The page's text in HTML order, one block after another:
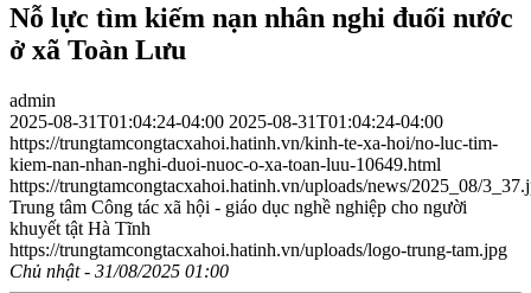
Nỗ lực tìm kiếm nạn nhân nghi đuối nước
ở xã Toàn Lưu
admin
2025-08-31T01:04:24-04:00 2025-08-31T01:04:24-04:00
https://trungtamcongtacxahoi.hatinh.vn/kinh-te-xa-hoi/no-luc-tim-
kiem-nan-nhan-nghi-duoi-nuoc-o-xa-toan-luu-10649.html
https://trungtamcongtacxahoi.hatinh.vn/uploads/news/2025_08/
Trung tâm Công tác xã hội - giáo dục nghề nghiệp cho người
khuyết tật Hà Tĩnh
https://trungtamcongtacxahoi.hatinh.vn/uploads/logo-trung-tam.jpg
Chủ nhật - 31/08/2025 01:00